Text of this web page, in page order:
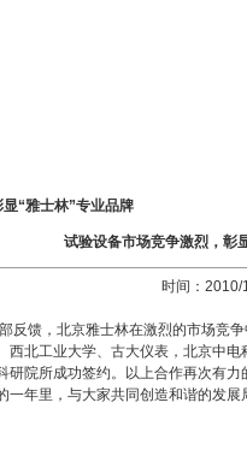
“雅士林”专业品牌
试验设备市场竞争激烈，彰
时间：2010/
反馈，北京雅士林在激烈的市场竞
西北工业大学、古大仪表，北京中
研院所成功签约。以上合作再次有
一年里，与大家共同创造和谐的发